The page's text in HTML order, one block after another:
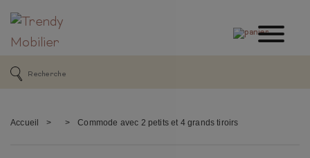
Accueil > > Commode avec 2 petits et 4 grands tiroirs